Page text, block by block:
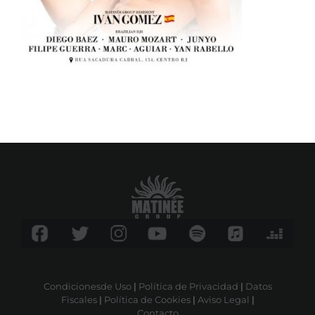
Condicionesde Uso| Política de Privacidad | Datos
Fiscales| Política de Cookies| Aviso Legal |